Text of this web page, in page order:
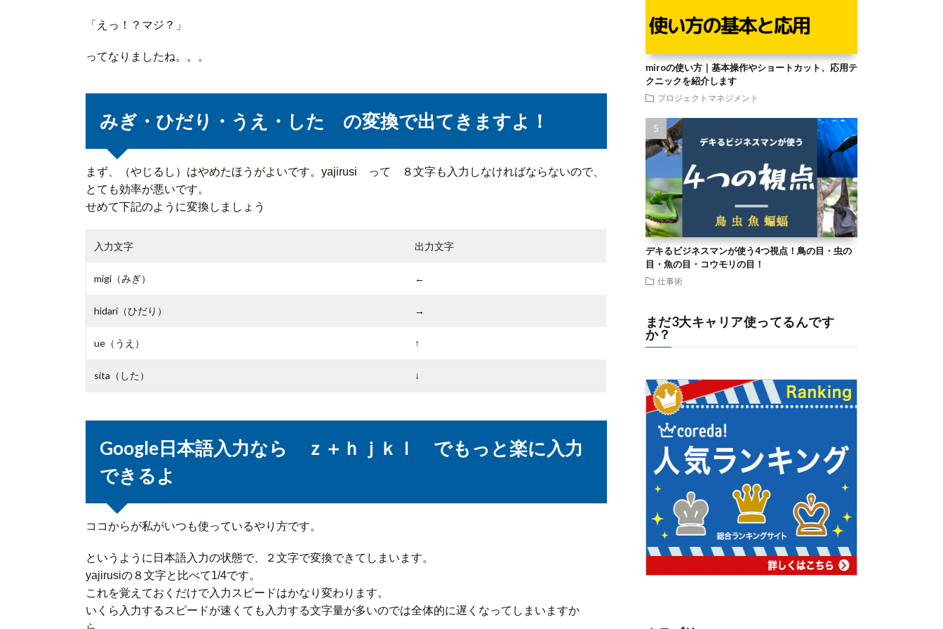
「えっ！？マジ？」
ってなりましたね。。。
みぎ・ひだり・うえ・した の変換で出てきますよ！
まず、（やじるし）はやめたほうがよいです。yajirusi って ８文字も入力しなければならないので、
とても効率が悪いです。
せめて下記のように変換しましょう
入力文字 出力文字
migi（みぎ） ←
hidari（ひだり） →
ue（うえ） ↑
sita（した） ↓
Google日本語入力なら ｚ＋ｈｊｋｌ でもっと楽に入力
できるよ
ココからが私がいつも使っているやり方です。
というように日本語入力の状態で、２文字で変換できてしまいます。
yajirusiの８文字と比べて1/4です。
これを覚えておくだけで入力スピードはかなり変わります。
いくら入力するスピードが速くても入力する文字量が多いのでは全体的に遅くなってしまいますか
miroの使い方｜基本操作やショートカット、応用テ
クニックを紹介します
プロジェクトマネジメント
デキるビジネスマンが使う4つ視点！鳥の目・虫の
目・魚の目・コウモリの目！
仕事術
まだ3大キャリア使ってるんです
か？